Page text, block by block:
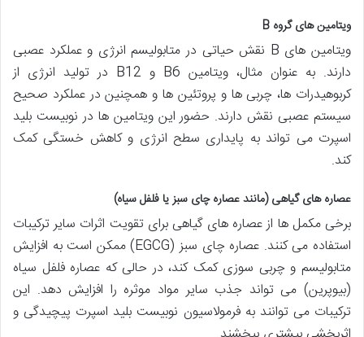
ویتامین های گروه B
ویتامین های B نقش حیاتی در متابولیسم انرژی و عملکرد عصبی
دارند. به عنوان مثال، ویتامین B6 و B12 در تولید انرژی از
کربوهیدرات ها، چربی ها و پروتئین ها و همچنین در عملکرد صحیح
سیستم عصبی نقش دارند. حضور این ویتامین ها در نوبیست بلید
اسپرت می تواند به پایداری سطح انرژی و کاهش خستگی کمک
کند.
عصاره های گیاهی (مانند عصاره چای سبز یا فلفل سیاه)
برخی مکمل ها از عصاره های گیاهی برای تقویت اثرات سایر ترکیبات
استفاده می کنند. عصاره چای سبز (EGCG) ممکن است به افزایش
متابولیسم و چربی سوزی کمک کند، در حالی که عصاره فلفل سیاه
(بیوپرین) می تواند جذب سایر مواد موثره را افزایش دهد. این
ترکیبات می توانند به فرمولاسیون نوبیست بلید اسپرت پیچیدگی و